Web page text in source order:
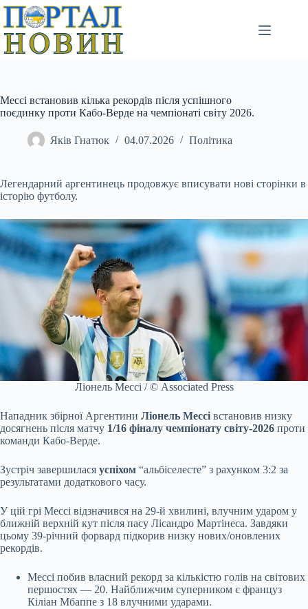
Перейти
вмісту
Мессі встановив кілька рекордів після успішного
поєдинку проти Кабо-Верде на чемпіонаті світу 2026.
Яків Гнатюк 04.07.2026 Політика
Легендарний аргентинець продовжує вписувати нові сторінки в
історію футболу.
Ліонель Мессі / © Associated Press
Нападник збірної Аргентини Ліонель Мессі встановив низку
досягнень після матчу 1/16 фіналу чемпіонату світу-2026 проти
команди Кабо-Верде.
Зустріч завершилася успіхом “альбіселесте” з рахунком 3:2 за
результатами додаткового часу.
У цій грі Мессі відзначився на 29-й хвилині, влучним ударом у
ближній верхній кут після пасу Лісандро Мартінеса. Завдяки
цьому 39-річний форвард підкорив низку нових/оновлених
рекордів.
Мессі побив власний рекорд за кількістю голів на світових
першостях — 20. Найближчим суперником є француз
Кіліан Мбаппе з 18 влучними ударами.